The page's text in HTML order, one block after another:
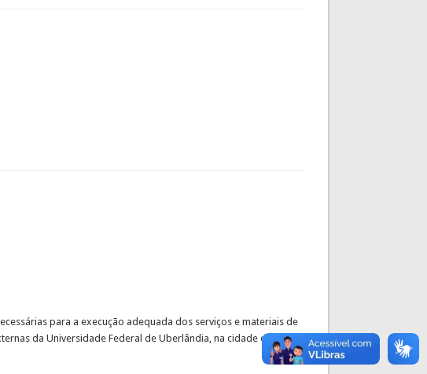
para a execução adequada dos serviços e materiais de
da Universidade Federal de Uberlândia, na cidade de